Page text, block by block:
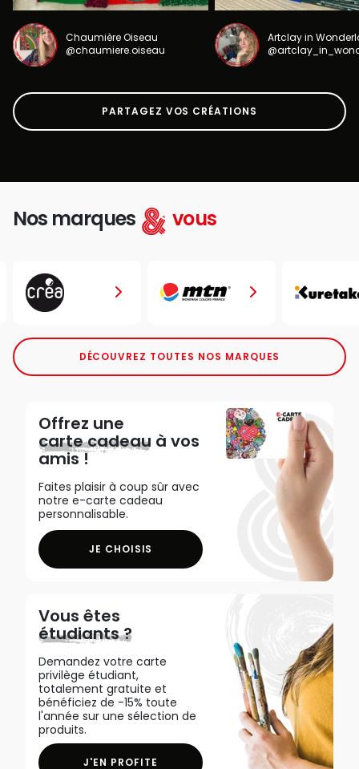
Chaumière Oiseau
@chaumiere.oiseau
Artclay in
PARTAGEZ VOS CRÉATIONS
Nos marques vous
DÉCOUVREZ TOUTES NOS MARQUES
Offrez une
carte cadeau à vos
amis !
Faites plaisir à coup sûr avec
notre e-carte cadeau
personnalisable.
JE CHOISIS
Vous êtes
étudiants ?
Demandez votre carte
privilège étudiant,
totalement gratuite et
bénéficiez de -15% toute
l'année sur une sélection de
produits.
J'EN PROFITE